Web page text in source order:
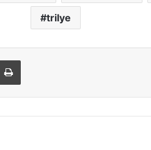
trilye